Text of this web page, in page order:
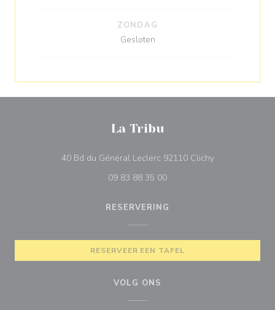
ZONDAG
Gesloten
La Tribu
40 Bd du Général Leclerc 92110 Clichy((opent in een
09 83 88 35 00
RESERVERING
RESERVEER EEN TAFEL
VOLG ONS